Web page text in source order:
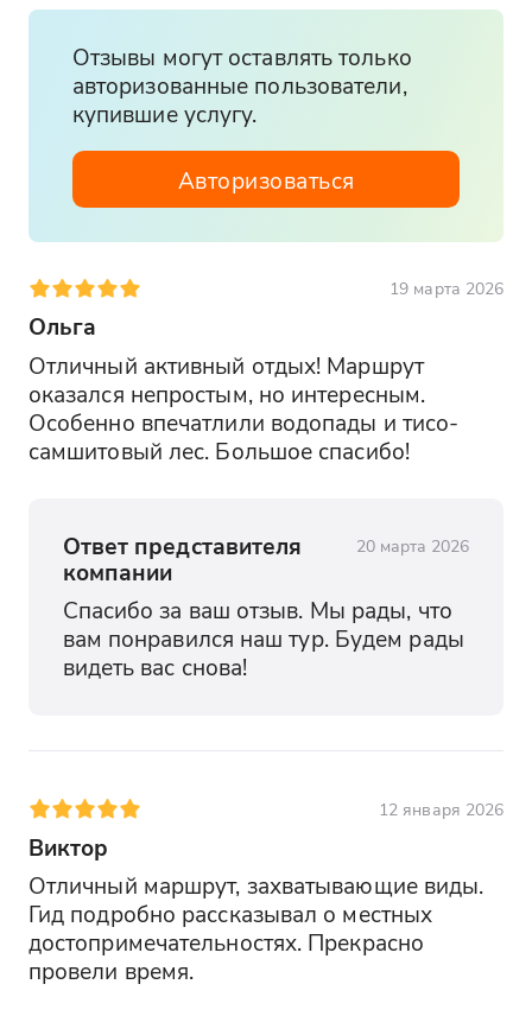
Отзывы могут оставлять только
авторизованные пользователи,
купившие услугу.
Авторизоваться
19 марта 2026
Ольга
Отличный активный отдых! Маршрут
оказался непростым, но интересным.
Особенно впечатлили водопады и тисо-
самшитовый лес. Большое спасибо!
Ответ представителя
компании
20 марта 2026
Спасибо за ваш отзыв. Мы рады, что
вам понравился наш тур. Будем рады
видеть вас снова!
12 января 2026
Виктор
Отличный маршрут, захватывающие виды.
Гид подробно рассказывал о местных
достопримечательностях. Прекрасно
провели время.